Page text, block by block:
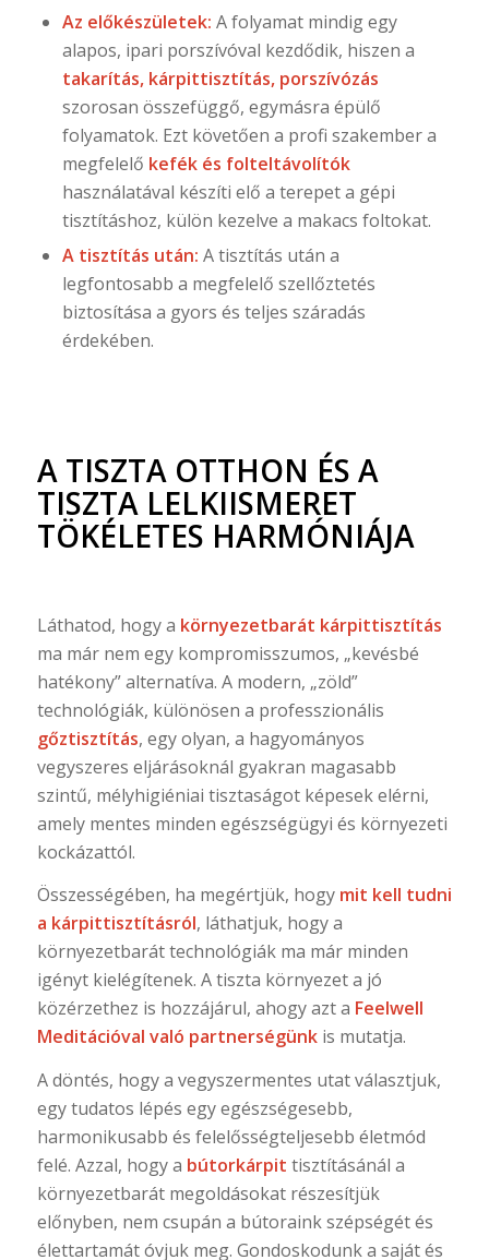
Az előkészületek: A folyamat mindig egy
alapos, ipari porszívóval kezdődik, hiszen a
takarítás, kárpittisztítás, porszívózás
szorosan összefüggő, egymásra épülő
folyamatok. Ezt követően a profi szakember a
megfelelő kefék és folteltávolítók
használatával készíti elő a terepet a gépi
tisztításhoz, külön kezelve a makacs foltokat.
A tisztítás után: A tisztítás után a
legfontosabb a megfelelő szellőztetés
biztosítása a gyors és teljes száradás
érdekében.
A TISZTA OTTHON ÉS A
TISZTA LELKIISMERET
TÖKÉLETES HARMÓNIÁJA
Láthatod, hogy a környezetbarát kárpittisztítás
ma már nem egy kompromisszumos, „kevésbé
hatékony” alternatíva. A modern, „zöld”
technológiák, különösen a professzionális
gőztisztítás, egy olyan, a hagyományos
vegyszeres eljárásoknál gyakran magasabb
szintű, mélyhigiéniai tisztaságot képesek elérni,
amely mentes minden egészségügyi és környezeti
kockázattól.
Összességében, ha megértjük, hogy mit kell tudni
a kárpittisztításról, láthatjuk, hogy a
környezetbarát technológiák ma már minden
igényt kielégítenek. A tiszta környezet a jó
közérzethez is hozzájárul, ahogy azt a Feelwell
Meditációval való partnerségünkis mutatja.
A döntés, hogy a vegyszermentes utat választjuk,
egy tudatos lépés egy egészségesebb,
harmonikusabb és felelősségteljesebb életmód
felé. Azzal, hogy a bútorkárpit tisztításánál a
környezetbarát megoldásokat részesítjük
előnyben, nem csupán a bútoraink szépségét és
élettartamát óvjuk meg. Gondoskodunk a saját és